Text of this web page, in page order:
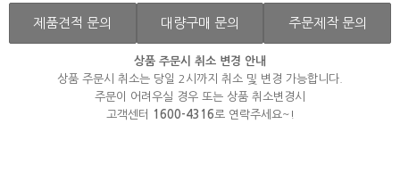
제품견적 문의 대량구매 문의 주문제작 문의
상품 주문시 취소 변경 안내
상품 주문시 취소는 당일 2시까지 취소 및 변경 가능합니다.
주문이 어려우실 경우 또는 상품 취소변경시
고객센터
1600-4316로 연락주세요~!